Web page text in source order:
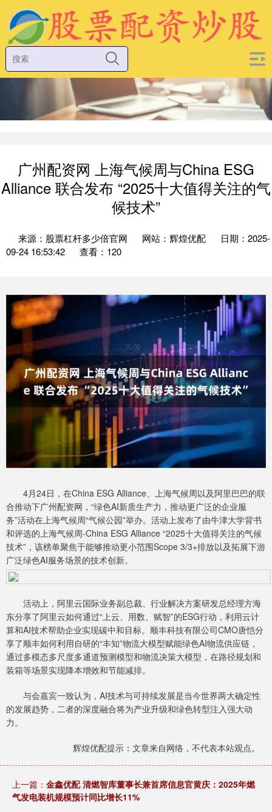
广州配资网 上海气候周与China ESG
Alliance 联合发布 “2025十大值得关注的气
候技术”
来源：股票杠杆多少倍官网 网站：辉煌优配
日期：2025-
09-24 16:53:42
查看：120
4月24日，在China ESG Alliance、上海气候周以及阿里巴巴的联
合推动下广州配资网，“绿色AI新质生产力，推动更广泛的企业服
务”活动在上海气候周“气候公园”举办。活动上发布了由牛津大学背书
和评选的上海气候周-China ESG Alliance “2025十大值得关注的气候
技术”，该榜单聚焦于能够推动更小范围Scope 3/3+排放以及拓展下游
广泛绿色AI服务场景的技术创新。
活动上，阿里云国际业务副总裁、行业解决方案研发总经理方海
东分享了阿里云如何通过“上云、用数、赋智”的ESG行动，利用云计
算和AI技术帮助企业实现碳中和目标。顺丰科技有限公司CMO唐恺分
享了顺丰如何利用自研的“丰知”物流大模型赋能绿色AI物流供应链，
通过多模态多尺度多通道预测模型和物流决策大模型，在路径规划和
装箱等场景实现降本增效和节能减排。
与会嘉宾一致认为，AI技术与可持续发展是当今世界两大确定性
的发展趋势，二者的深度融合将为产业升级和绿色转型注入强大动
力。
辉煌优配提示：文章来自网络，不代表本站观点。
上一篇： 金鑫优配 清燃智库董事长兼首席信息官黄庆：2025年燃
气发电装机规模预计同比增长11%